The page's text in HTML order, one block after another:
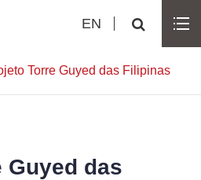
EN
Torre Guyed das Filipinas
Guyed das